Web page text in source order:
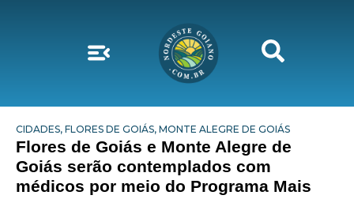
CIDADES, FLORES DE GOIÁS, MONTE ALEGRE DE GOIÁS
Flores de Goiás e Monte Alegre de
Goiás serão contemplados com
médicos por meio do Programa Mais